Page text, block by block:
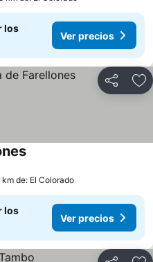
los
Ver precios
Compartir
de: El Colorado
los
Ver precios